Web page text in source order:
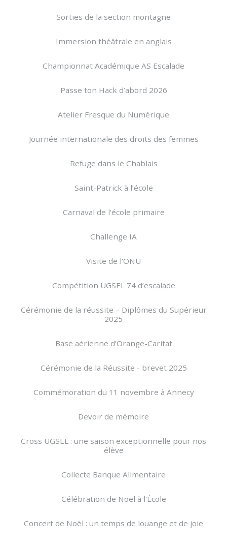
Sorties de la section montagne
Immersion théâtrale en anglais
Championnat Académique AS Escalade
Passe ton Hack d’abord 2026
Atelier Fresque du Numérique
Journée internationale des droits des femmes
Refuge dans le Chablais
Saint-Patrick à l’école
Carnaval de l’école primaire
Challenge IA
Visite de l'ONU
Compétition UGSEL 74 d’escalade
Cérémonie de la réussite – Diplômes du Supérieur
2025
Base aérienne d’Orange-Caritat
Cérémonie de la Réussite - brevet 2025
Commémoration du 11 novembre à Annecy
Devoir de mémoire
Cross UGSEL : une saison exceptionnelle pour nos
élève
Collecte Banque Alimentaire
Célébration de Noël à l'École
Concert de Noël : un temps de louange et de joie